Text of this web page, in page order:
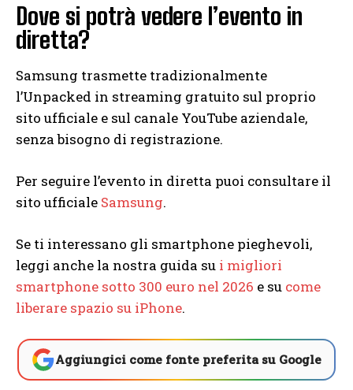
Dove si potrà vedere l’evento in
diretta?
Samsung trasmette tradizionalmente
l’Unpacked in streaming gratuito sul proprio
sito ufficiale e sul canale YouTube aziendale,
senza bisogno di registrazione.
Per seguire l’evento in diretta puoi consultare il
sito ufficiale Samsung.
Se ti interessano gli smartphone pieghevoli,
leggi anche la nostra guida su i migliori
smartphone sotto 300 euro nel 2026 e su come
liberare spazio su iPhone.
Aggiungici come fonte preferita su Google